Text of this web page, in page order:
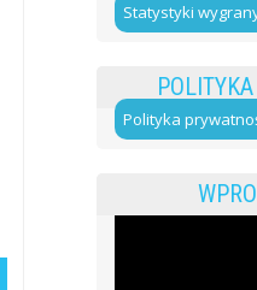
Statystyki
Polityka